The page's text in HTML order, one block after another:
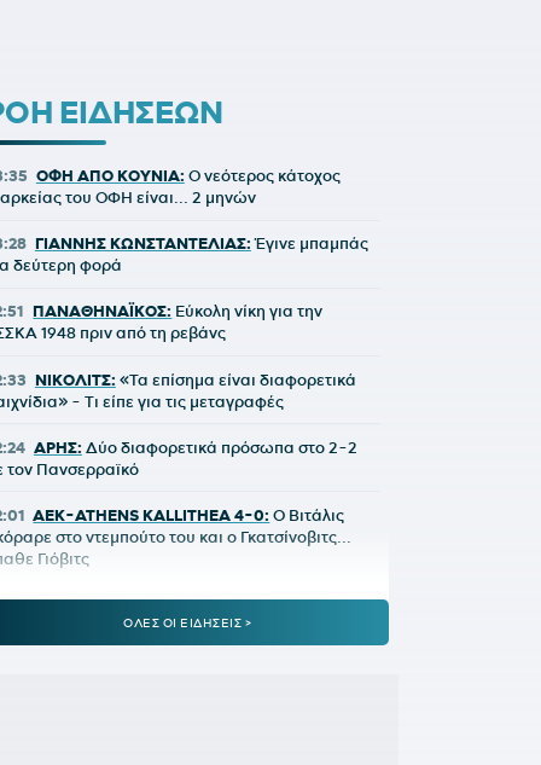
ΕΙΔΗΣΕΩΝ
ΟΦΗ ΑΠΟ ΚΟΥΝΙΑ: Ο νεότερος κάτοχος
του ΟΦΗ είναι... 2 μηνών
ΓΙΑΝΝΗΣ ΚΩΝΣΤΑΝΤΕΛΙΑΣ:Έγινε μπαμπάς
δεύτερη φορά
ΠΑΝΑΘΗΝΑΪΚΟΣ: Εύκολη νίκη για την
1948 πριν από τη ρεβάνς
ΝΙΚΟΛΙΤΣ: «Τα επίσημα είναι διαφορετικά
- Τι είπε για τις μεταγραφές
ΑΡΗΣ: Δύο διαφορετικά πρόσωπα στο 2-2
τον Πανσερραϊκό
ΑΕΚ-ATHENS KALLITHEA 4-0: Ο Βιτάλις
στο ντεμπούτο του και ο Γκατσίνοβιτς...
Γιόβιτς
ΑΕΚ:Αποδοκιμάστηκε ο Αγγελόπουλος στην
ΟΛΕΣ ΟΙ ΕΙΔΗΣΕΙΣ >